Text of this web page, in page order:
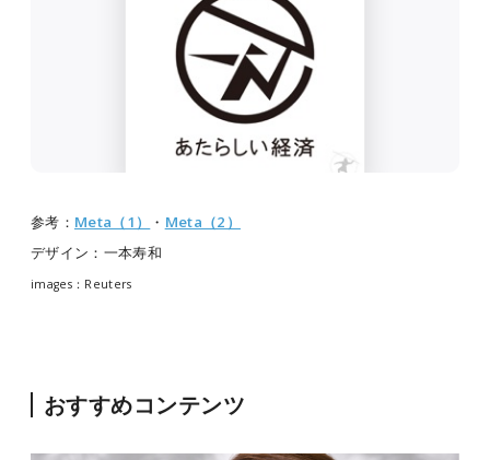
参考： Meta（1） ・ Meta（2）
デザイン：一本寿和
images：Reuters
おすすめコンテンツ